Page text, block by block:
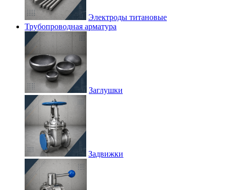
Электроды титановые
Трубопроводная арматура
Заглушки
Задвижки